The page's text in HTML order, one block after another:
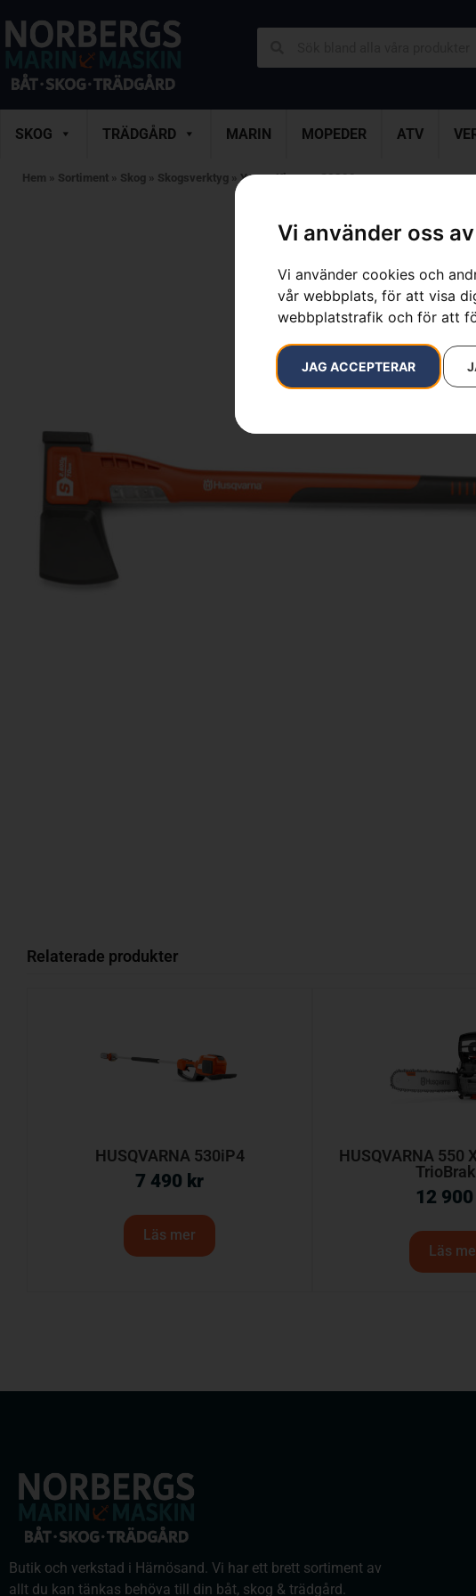
Vi använder oss
Vi använder cookies och
vår webbplats, för att visa
webbplatstrafik och för att
JAG ACCEPTERAR
SKOG TRÄDGÅRD MARIN MOPEDER ATV
Hem » Sortiment » Skog » Skogsverktyg » Yxor»Klyvyxa S2800
Relaterade produkter
HUSQVARNA 530iP4
7 490 kr
Läs mer
HUSQVARNA 550
12 900
Läs
Butik och verkstad i Härnösand. Vi har ett brett sortiment av
allt du kan tänkas behöva till din båt, skog & trädgård.